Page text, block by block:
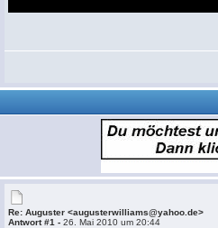
Re: Auguster <augusterwilliams@yahoo.de>
Antwort #1 -26. Mai 2010 um 20:44